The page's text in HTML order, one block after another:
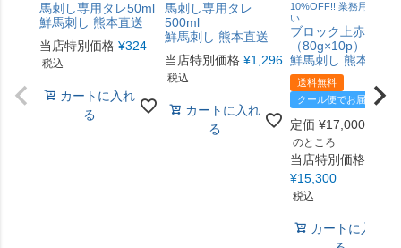
馬刺し専用タレ50ml
鮮馬刺し 熊本直送
当店特別価格 ¥324
税込
カートに入れ
る
馬刺し専用タレ
500ml
鮮馬刺し 熊本直送
当店特別価格 ¥1,296
税込
カートに入れ
る
10%OFF!! 業務用まとめ
い
ブロック上赤身
（80g×10p）タレ
鮮馬刺し 熊本直送
送料無料
クール便でお届け
定価 ¥17,000
のところ
当店特別価格
¥15,300
税込
カートに入れ